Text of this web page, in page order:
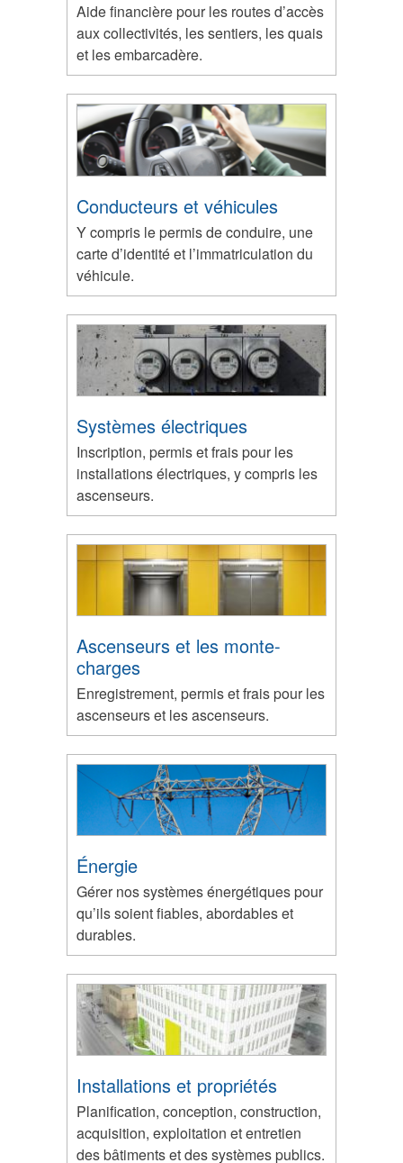
Aide financière pour les routes d’accès
aux collectivités, les sentiers, les quais
et les embarcadère.
Conducteurs et véhicules
Y compris le permis de conduire, une
carte d’identité et l’immatriculation du
véhicule.
Systèmes électriques
Inscription, permis et frais pour les
installations électriques, y compris les
ascenseurs.
Ascenseurs et les monte-
charges
Enregistrement, permis et frais pour les
ascenseurs et les ascenseurs.
Énergie
Gérer nos systèmes énergétiques pour
qu’ils soient fiables, abordables et
durables.
Installations et propriétés
Planification, conception, construction,
acquisition, exploitation et entretien
des bâtiments et des systèmes publics.